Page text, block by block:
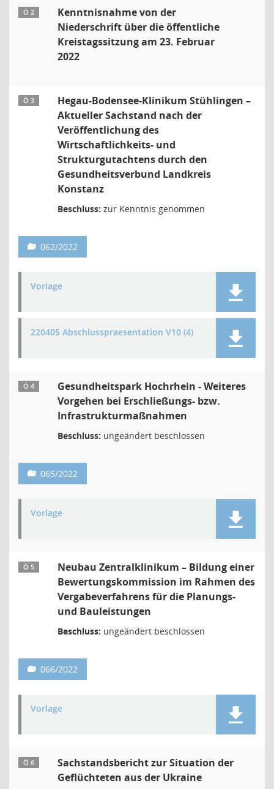
Ö 2
Kenntnisnahme von der
Niederschrift über die öffentliche
Kreistagssitzung am 23. Februar
2022
Ö 3
Hegau-Bodensee-Klinikum Stühlingen –
Aktueller Sachstand nach der
Veröffentlichung des
Wirtschaftlichkeits- und
Strukturgutachtens durch den
Gesundheitsverbund Landkreis
Konstanz
Beschluss: zur Kenntnis genommen
062/2022
Vorlage
220405 Abschlusspraesentation V10 (4)
Ö 4
Gesundheitspark Hochrhein - Weiteres
Vorgehen bei Erschließungs- bzw.
Infrastrukturmaßnahmen
Beschluss: ungeändert beschlossen
065/2022
Vorlage
Ö 5
Neubau Zentralklinikum – Bildung einer
Bewertungskommission im Rahmen des
Vergabeverfahrens für die Planungs-
und Bauleistungen
Beschluss: ungeändert beschlossen
066/2022
Vorlage
Ö 6
Sachstandsbericht zur Situation der
Geflüchteten aus der Ukraine